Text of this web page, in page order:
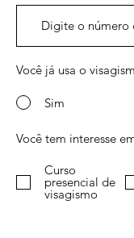
Você já usa o
Sim
Você tem interesse
Curso
presencial de
visagismo